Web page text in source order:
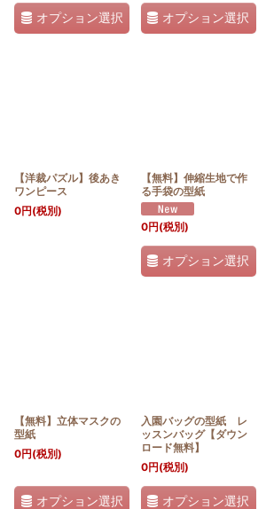
オプション選択 オプション選択
【洋裁パズル】後あき
ワンピース
0円(税別)
【無料】伸縮生地で作
る手袋の型紙
0円(税別)
オプション選択
【無料】立体マスクの
型紙
0円(税別)
オプション選択
入園バッグの型紙 レ
ッスンバッグ【ダウン
ロード無料】
0円(税別)
オプション選択